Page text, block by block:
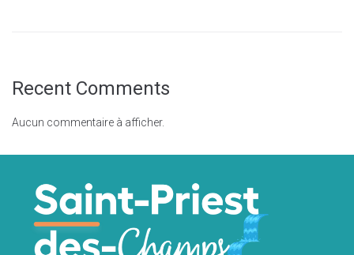
Recent Comments
Aucun commentaire à afficher.